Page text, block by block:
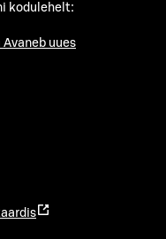
kodulehelt:
Avaneb uues